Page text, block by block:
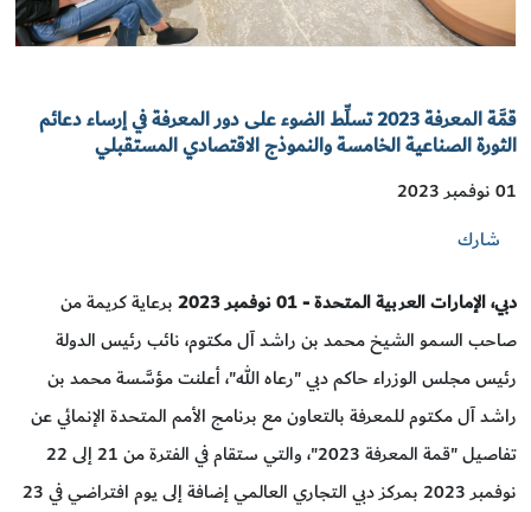
قمَّة المعرفة 2023 تسلِّط الضوء على دور المعرفة في إرساء دعائم
الثورة الصناعية الخامسة والنموذج الاقتصادي المستقبلي
01 نوفمبر 2023
شارك
دبي،الإمارات العربية المتحدة -01نوفمبر 2023
برعاية كريمة من
صاحب السمو الشيخ محمد بن راشد آل مكتوم، نائب رئيس الدولة
رئيس مجلس الوزراء حاكم دبي "رعاه الله"، أعلنت مؤسَّسة محمد بن
راشد آل مكتوم للمعرفة بالتعاون مع برنامج الأمم المتحدة الإنمائي عن
تفاصيل "قمة المعرفة 2023"، والتي ستقام في الفترة من 21 إلى 22
نوفمبر 2023 بمركز دبي التجاري العالمي إضافة إلى يوم افتراضي في 23